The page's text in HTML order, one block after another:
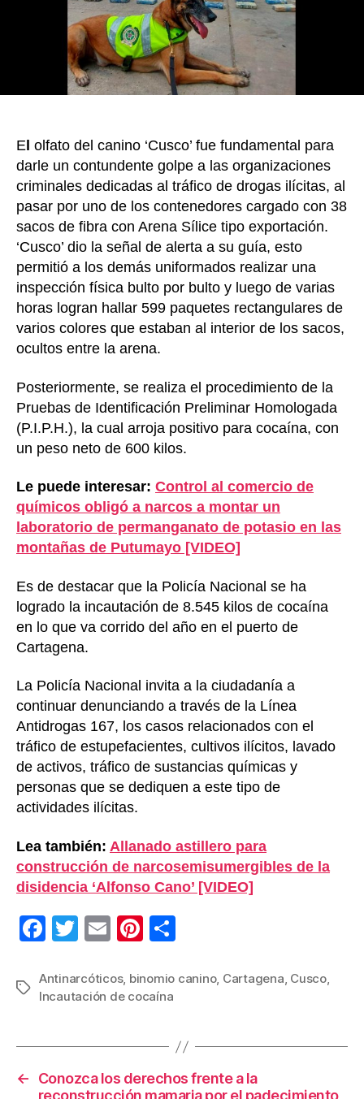
E olfato del canino ‘Cusco’ fue fundamental para
darle un contundente golpe a las organizaciones
criminales dedicadas al tráfico de drogas ilícitas, al
pasar por uno de los contenedores cargado con 38
sacos de fibra con Arena Sílice tipo exportación.
‘Cusco’ dio la señal de alerta a su guía, esto
permitió a los demás uniformados realizar una
inspección física bulto por bulto y luego de varias
horas logran hallar 599 paquetes rectangulares de
varios colores que estaban al interior de los sacos,
ocultos entre la arena.
Posteriormente, se realiza el procedimiento de la
Pruebas de Identificación Preliminar Homologada
(P.I.P.H.), la cual arroja positivo para cocaína, con
un peso neto de 600 kilos.
Le puede interesar: Control al comercio de
químicos obligó a narcos a montar un
laboratorio de permanganato de potasio en las
montañas de Putumayo [VIDEO]
Es de destacar que la Policía Nacional se ha
logrado la incautación de 8.545 kilos de cocaína
en lo que va corrido del año en el puerto de
Cartagena.
La Policía Nacional invita a la ciudadanía a
continuar denunciando a través de la Línea
Antidrogas 167, los casos relacionados con el
tráfico de estupefacientes, cultivos ilícitos, lavado
de activos, tráfico de sustancias químicas y
personas que se dediquen a este tipo de
actividades ilícitas.
Lea también: Allanado astillero para
construcción de narcosemisumergibles de la
disidencia ‘Alfonso Cano’ [VIDEO]
F
c
e
o
T
tt
er
E
ail
Pi
er
e
m
tir
Etiquetas
Antinarcóticos, binomio canino, Cartagena, Cusco,
Incautación de cocaína
←
Conozca los derechos frente a la
reconstrucción mamaria por el padecimiento